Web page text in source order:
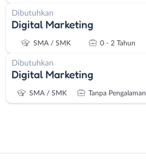
Dibutuhkan
Digital Marketing
SMA / SMK 0 - 2 Tahun
Dibutuhkan
Digital Marketing
SMA / SMK Tanpa Pengalaman
Administrasi
Bebas